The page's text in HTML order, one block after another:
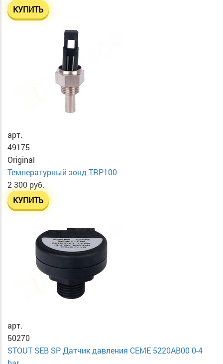
КУПИТЬ
арт.
49175
Original
Температурный зонд TRP100
2 300 руб.
КУПИТЬ
арт.
50270
STOUT SEB SP Датчик давления CEME 5220AB00 0-4